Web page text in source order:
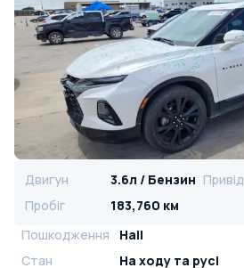
Двигун 3.6л / Бензин Привід
Пробіг
183,760 км
Пошкодження
Hail
Стан
На ​​ходу та русі